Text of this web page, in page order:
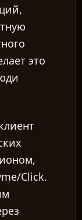
это
Click.